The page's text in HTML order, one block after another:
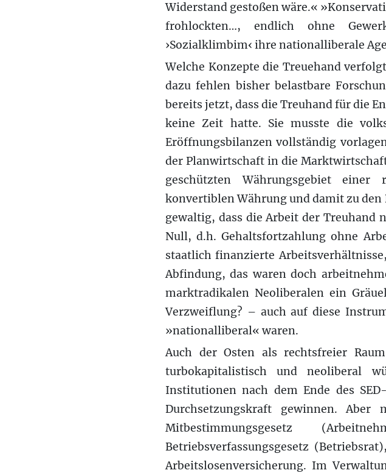
Widerstand gestoßen wäre.«
frohlockten…, endlich ohne
›Sozialklimbim‹ ihre nationalliberale
Welche Konzepte die Treuehand
dazu fehlen bisher belastbare
bereits jetzt, dass die Treuhand für die
keine Zeit hatte. Sie musste die
Eröffnungsbilanzen vollständig
der Planwirtschaft in die
geschützten Währungsgebiet
konvertiblen Währung und damit zu den
gewaltig, dass die Arbeit der
Null, d.h. Gehaltsfortzahlung ohne
staatlich finanzierte
Abfindung, das waren doch
marktradikalen Neoliberalen ein
Verzweiflung? – auch auf diese
»nationalliberal« waren.
Auch der Osten als rechtsfreier
turbokapitalistisch und neoliberal
Institutionen nach dem Ende des
Durchsetzungskraft gewinnen.
Mitbestimmungsgesetz
Betriebsverfassungsgesetz
Arbeitslosenversicherung. Im